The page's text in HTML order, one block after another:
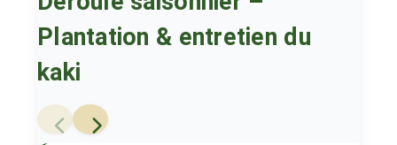
Plantation & entretien du
kaki